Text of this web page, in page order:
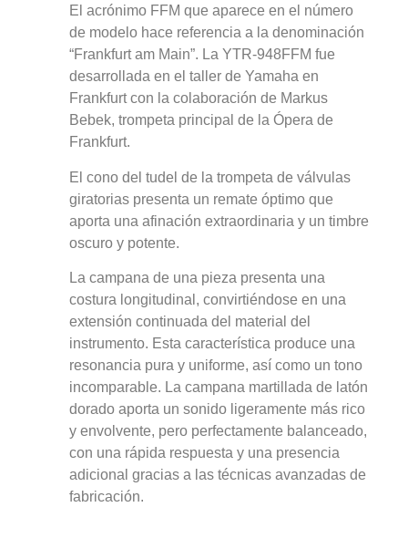
El acrónimo FFM que aparece en el número
de modelo hace referencia a la denominación
“Frankfurt am Main”. La YTR-948FFM fue
desarrollada en el taller de Yamaha en
Frankfurt con la colaboración de Markus
Bebek, trompeta principal de la Ópera de
Frankfurt.
El cono del tudel de la trompeta de válvulas
giratorias presenta un remate óptimo que
aporta una afinación extraordinaria y un timbre
oscuro y potente.
La campana de una pieza presenta una
costura longitudinal, convirtiéndose en una
extensión continuada del material del
instrumento. Esta característica produce una
resonancia pura y uniforme, así como un tono
incomparable. La campana martillada de latón
dorado aporta un sonido ligeramente más rico
y envolvente, pero perfectamente balanceado,
con una rápida respuesta y una presencia
adicional gracias a las técnicas avanzadas de
fabricación.